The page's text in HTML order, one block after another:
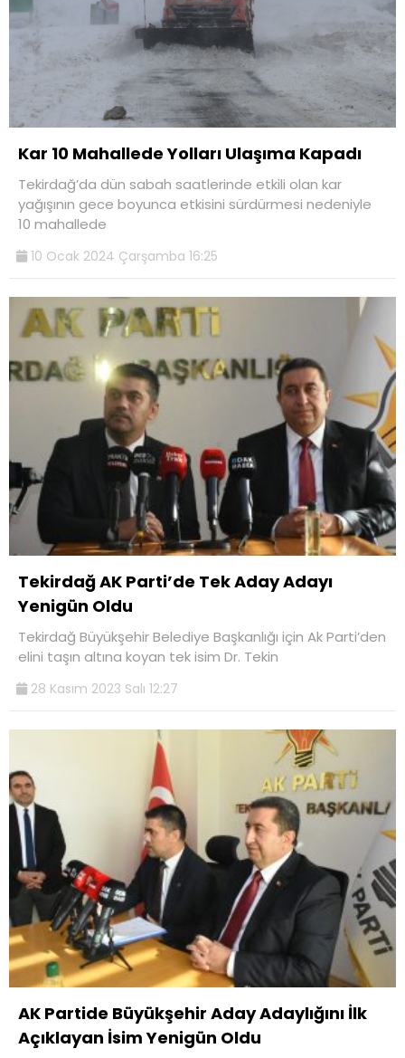
Kar 10 Mahallede Yolları Ulaşıma Kapadı
Tekirdağ’da dün sabah saatlerinde etkili olan kar
yağışının gece boyunca etkisini sürdürmesi nedeniyle
10 mahallede
10 Ocak 2024 Çarşamba 16:25
Tekirdağ AK Parti’de Tek Aday Adayı
Yenigün Oldu
Tekirdağ Büyükşehir Belediye Başkanlığı için Ak Parti’den
elini taşın altına koyan tek isim Dr. Tekin
28 Kasım 2023 Salı 12:27
AK Partide Büyükşehir Aday Adaylığını İlk
Açıklayan İsim Yenigün Oldu